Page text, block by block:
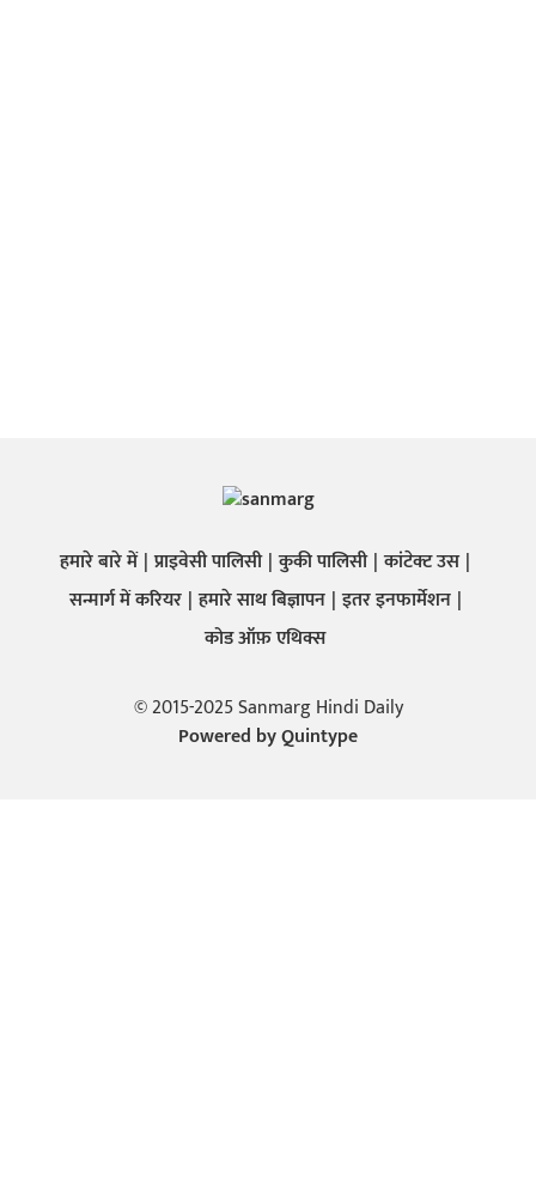
हमारे बारे में प्राइवेसी पालिसी कुकी पालिसी कांटेक्ट उस
सन्मार्ग में करियर हमारे साथ बिज्ञापन इतर इनफार्मेशन
कोड ऑफ़ एथिक्स
© 2015-2025 Sanmarg Hindi Daily
Powered byQuintype